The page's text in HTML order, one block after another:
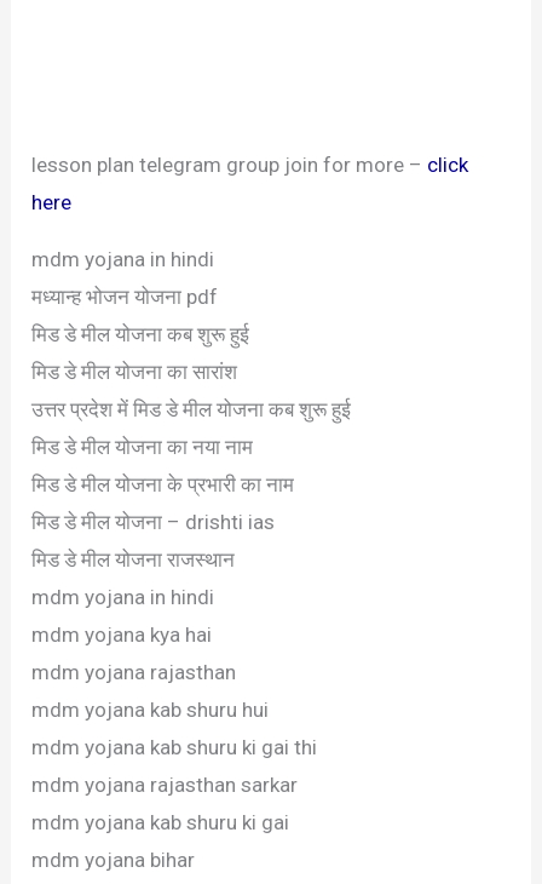
lesson plan telegram group join for more – click
here
mdm yojana in hindi
मध्यान्ह भोजन योजना pdf
मिड डे मील योजना कब शुरू हुई
मिड डे मील योजना का सारांश
उत्तर प्रदेश में मिड डे मील योजना कब शुरू हुई
मिड डे मील योजना का नया नाम
मिड डे मील योजना के प्रभारी का नाम
मिड डे मील योजना – drishti ias
मिड डे मील योजना राजस्थान
mdm yojana in hindi
mdm yojana kya hai
mdm yojana rajasthan
mdm yojana kab shuru hui
mdm yojana kab shuru ki gai thi
mdm yojana rajasthan sarkar
mdm yojana kab shuru ki gai
mdm yojana bihar